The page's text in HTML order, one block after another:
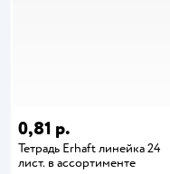
0,81 р.
Тетрадь Erhaft линейка 24
лист. в ассортименте